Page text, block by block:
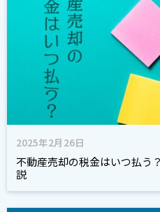
2025年2月26日
不動産売却の税金はいつ払う
説